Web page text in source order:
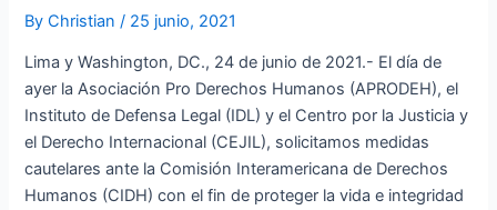
ByChristian/ 25 junio, 2021
Lima y Washington, DC., 24 de junio de 2021.- El día de
ayer la Asociación Pro Derechos Humanos (APRODEH), el
Instituto de Defensa Legal (IDL) y el Centro por la Justicia y
el Derecho Internacional (CEJIL), solicitamos medidas
cautelares ante la Comisión Interamericana de Derechos
Humanos (CIDH) con el fin de proteger la vida e integridad